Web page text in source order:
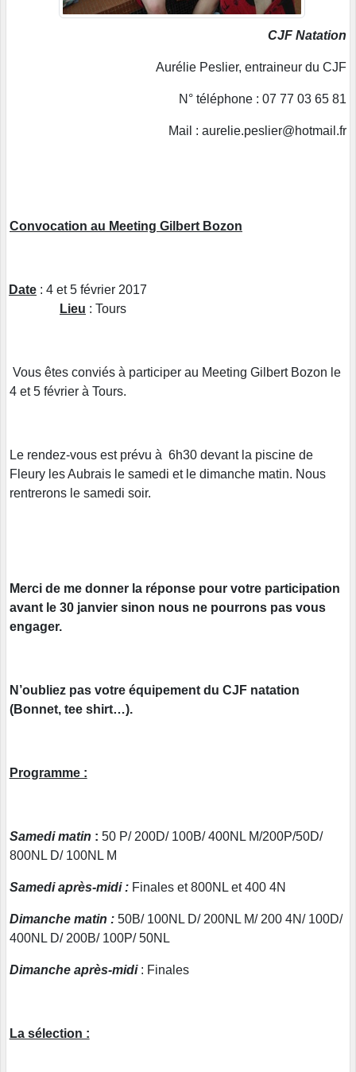
CJF Natation
Aurélie Peslier, entraineur du CJF
N° téléphone : 07 77 03 65 81
Mail : aurelie.peslier@hotmail.fr
Convocation au Meeting Gilbert Bozon
Date : 4 et 5 février 2017
Lieu : Tours
Vous êtes conviés à participer au Meeting Gilbert Bozon le
4 et 5 février à Tours.
Le rendez-vous est prévu à 6h30 devant la piscine de
Fleury les Aubrais le samedi et le dimanche matin. Nous
rentrerons le samedi soir.
Merci de me donner la réponse pour votre participation
avant le 30 janvier sinon nous ne pourrons pas vous
engager.
N’oubliez pas votre équipement du CJF natation
(Bonnet, tee shirt…).
Programme :
Samedi matin : 50 P/ 200D/ 100B/ 400NL M/200P/50D/
800NL D/ 100NL M
Samedi après-midi :Finales et 800NL et 400 4N
Dimanche matin :50B/ 100NL D/ 200NL M/ 200 4N/ 100D/
400NL D/ 200B/ 100P/ 50NL
Dimanche après-midi: Finales
La sélection :